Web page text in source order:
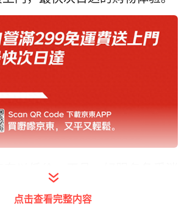
东以低价、正品、好服务备受消
限定品类，不仅将为当地用户提
点击查看完整内容